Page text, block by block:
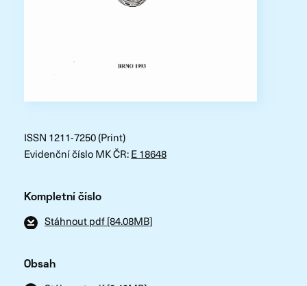
ISSN 1211-7250 (Print)
Evidenční číslo MK ČR:E 18648
Kompletní číslo
Stáhnout pdf [84.08MB]
Obsah